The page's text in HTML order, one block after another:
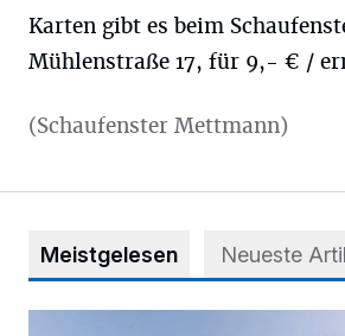
Karten gibt es beim
Mühlenstraße 17, für 9,- € /
(Schaufenster Mettmann)
Meistgelesen Neueste